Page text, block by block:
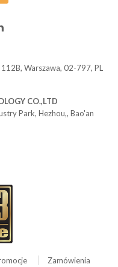
Warszawa, 02-797, PL
CO.,LTD
Park, Hezhou,, Bao'an
Zamówienia